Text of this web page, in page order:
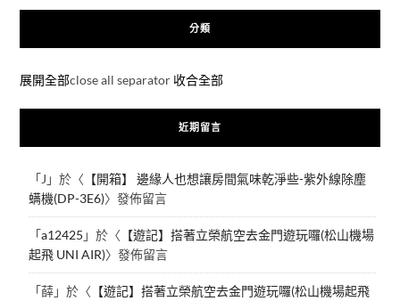
分類
展開全部close all separator 收合全部
近期留言
「J 」於〈 【開箱】 邊緣人也想讓房間氣味乾淨些-紫外線除塵
螨機(DP-3E6)〉發佈留言
「a12425 」於〈 【遊記】搭著立榮航空去金門遊玩囉(松山機場
起飛 UNI AIR)〉發佈留言
「薛」於〈 【遊記】搭著立榮航空去金門遊玩囉(松山機場起飛